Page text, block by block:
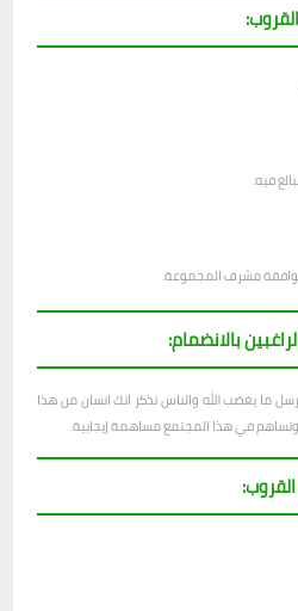
فيه.
مشرف المجموعة.
بالانضمام:
ما يغضب الله والناس تذكر انك انسان من هذا
وتساهم في هذا المجتمع مساهمة إيجابية.